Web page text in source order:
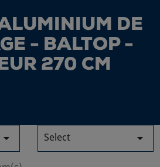
DE
- BALTOP -
270 CM
 Select 